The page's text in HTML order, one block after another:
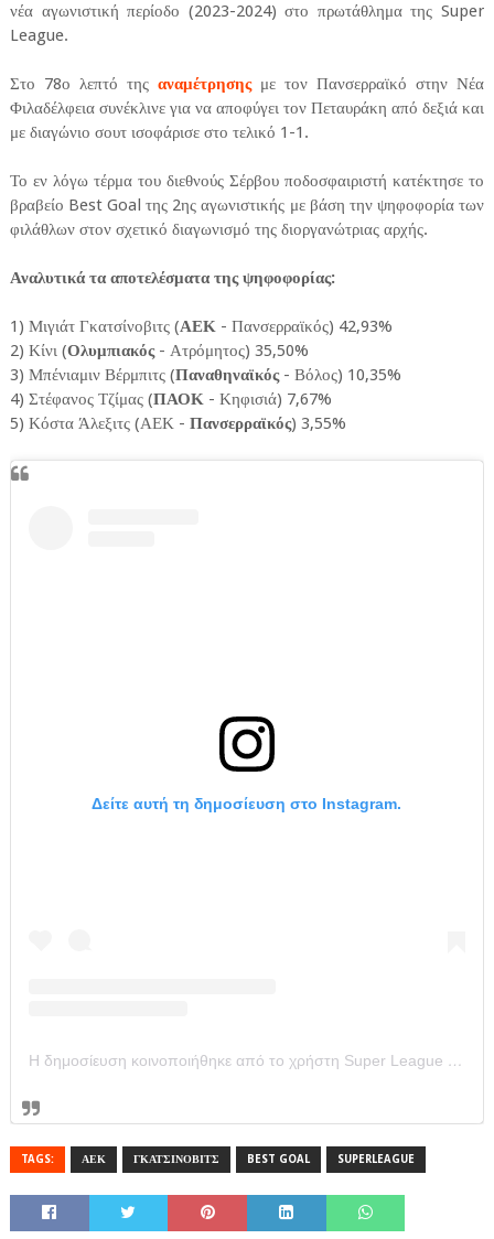
νέα αγωνιστική περίοδο (2023-2024) στο πρωτάθλημα της Super
League.
Στο 78ο λεπτό της αναμέτρησηςμε τον Πανσερραϊκό στην Νέα
Φιλαδέλφεια συνέκλινε για να αποφύγει τον Πεταυράκη από δεξιά και
με διαγώνιο σουτ ισοφάρισε στο τελικό 1-1.
Το εν λόγω τέρμα του διεθνούς Σέρβου ποδοσφαιριστή κατέκτησε το
βραβείο Best Goal της 2ης αγωνιστικής με βάση την ψηφοφορία των
φιλάθλων στον σχετικό διαγωνισμό της διοργανώτριας αρχής.
Αναλυτικά τα αποτελέσματα της ψηφοφορίας:
1) Μιγιάτ Γκατσίνοβιτς (ΑΕΚ- Πανσερραϊκός) 42,93%
2) Κίνι (Ολυμπιακός- Ατρόμητος) 35,50%
3) Μπένιαμιν Βέρμπιτς (Παναθηναϊκός- Βόλος) 10,35%
4) Στέφανος Τζίμας (ΠΑΟΚ- Κηφισιά) 7,67%
5) Κόστα Άλεξιτς (ΑΕΚ - Πανσερραϊκός) 3,55%
Δείτε αυτή τη δημοσίευση στο Instagram.
Η δημοσίευση κοινοποιήθηκε από το χρήστη Super League Greece (@super_league_gr)
TAGS: ΑΕΚ ΓΚΑΤΣΙΝΟΒΙΤΣ BEST GOAL SUPERLEAGUE